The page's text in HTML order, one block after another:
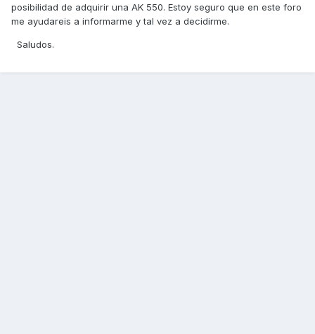
posibilidad de adquirir una AK 550. Estoy seguro que en este foro
me ayudareis a informarme y tal vez a decidirme.
Saludos.